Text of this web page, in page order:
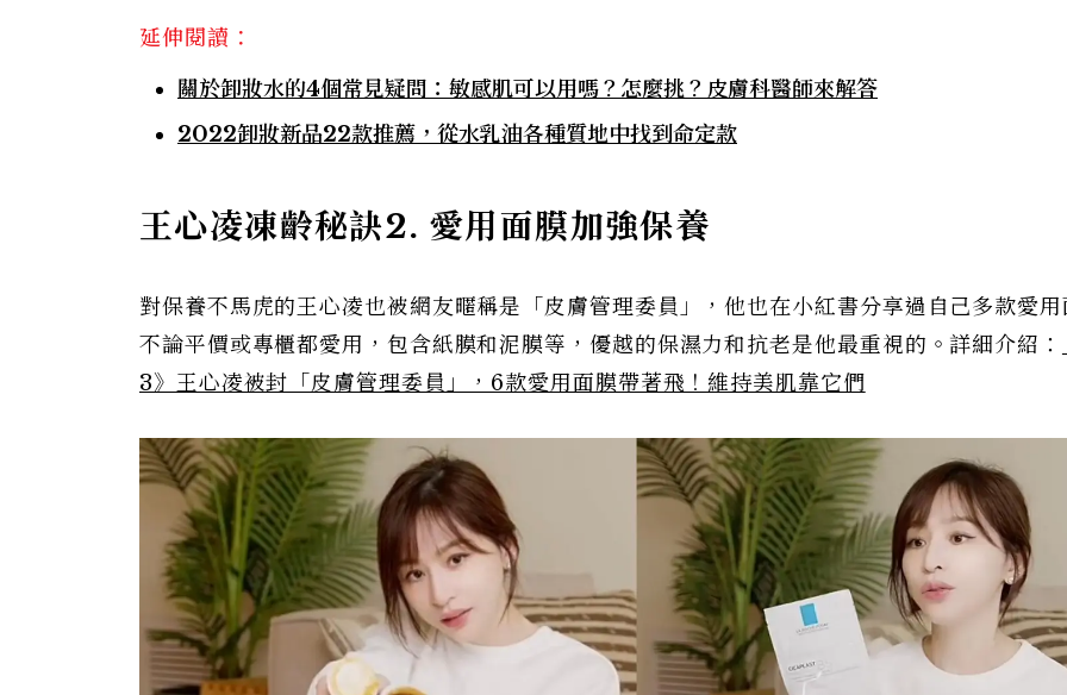
延伸閱讀：
關於卸妝水的4個常見疑問：敏感肌可以用嗎？怎麼挑？皮膚科醫師來解答
2022卸妝新品22款推薦，從水乳油各種質地中找到命定款
王心凌凍齡秘訣2. 愛用面膜加強保養
對保養不馬虎的王心凌也被網友暱稱是「皮膚管理委員」，他也在小紅書分享過自己多款愛
不論平價或專櫃都愛用，包含紙膜和泥膜等，優越的保濕力和抗老是他最重視的。詳細介紹：
3》王心凌被封「皮膚管理委員」，6款愛用面膜帶著飛！維持美肌靠它們